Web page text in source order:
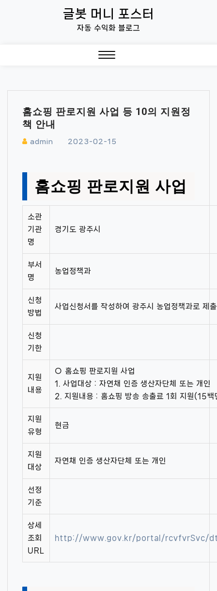
글봇 머니 포스터
자동 수익화 블로그
홈쇼핑 판로지원 사업 등 10의 지원정
책 안내
admin 2023-02-15
홈쇼핑 판로지원 사업
소관
기관
명
경기도 광주시
부서
명
농업정책과
신청
방법
사업신청서를 작성하여 광주시 농업정책과로 제출
신청
기한
지원
내용
○ 홈쇼핑 판로지원 사업
1. 사업대상 : 자연채 인증 생산자단체 또는 개인
2. 지원내용 : 홈쇼핑 방송 송출료 1회 지원(15백
지원
유형
현금
지원
대상
자연채 인증 생산자단체 또는 개인
선정
기준
상세
조회
URL
http://www.gov.kr/portal/rcvfvrSvc/